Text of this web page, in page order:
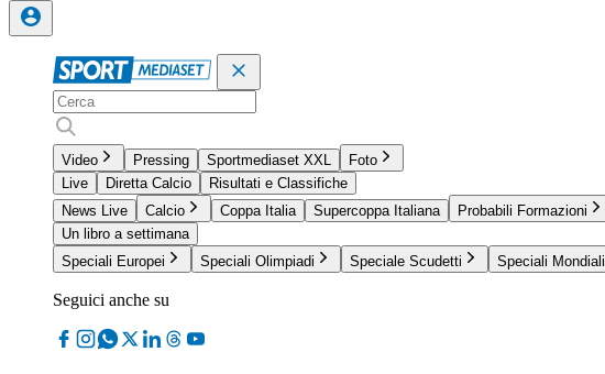
Video Pressing Sportmediaset XXL
Foto
Live
Diretta Calcio
Risultati e Classifiche
News Live
Calcio Coppa Italia Supercoppa Italiana Probabili Formazioni
Un libro a settimana
Speciali Europei
Speciali Olimpiadi Speciale Scudetti Speciali Mondiali
Seguici anche su